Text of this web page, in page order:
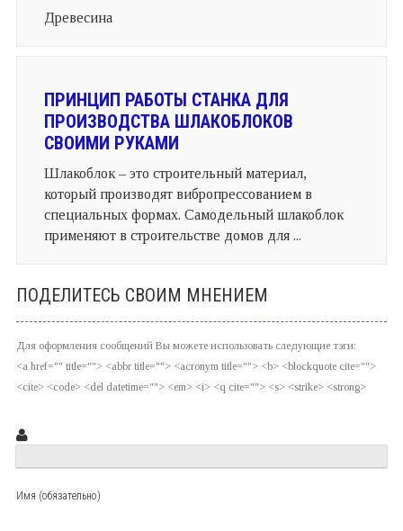
Древесина
ПРИНЦИП РАБОТЫ СТАНКА ДЛЯ
ПРОИЗВОДСТВА ШЛАКОБЛОКОВ
СВОИМИ РУКАМИ
Шлакоблок – это строительный материал,
который производят вибропрессованием в
специальных формах. Самодельный шлакоблок
применяют в строительстве домов для ...
ПОДЕЛИТЕСЬ СВОИМ МНЕНИЕМ
Для оформления сообщений Вы можете использовать следующие тэги:
<a href="" title=""> <abbr title=""> <acronym title=""> <b> <blockquote cite="">
<cite> <code> <del datetime=""> <em> <i> <q cite=""> <s> <strike> <strong>
Имя (обязательно)